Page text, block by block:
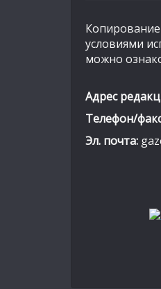
условиями
можно
Адрес
Телефон/
Эл. почта: